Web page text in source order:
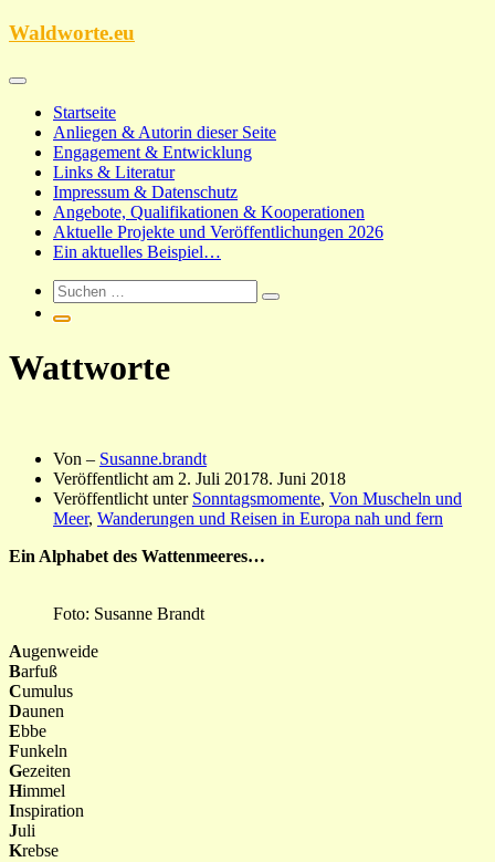
Zum
Waldworte.eu
Startseite
Anliegen & Autorin dieser Seite
Engagement & Entwicklung
Links & Literatur
Impressum & Datenschutz
Angebote, Qualifikationen & Kooperationen
Aktuelle Projekte und Veröffentlichungen 2026
Ein aktuelles Beispiel…
Wattworte
Von – Susanne.brandt
Veröffentlicht am 2. Juli 20178. Juni 2018
Veröffentlicht unter Sonntagsmomente, Von Muscheln und
Meer, Wanderungen und Reisen in Europa nah und fern
Ein Alphabet des Wattenmeeres…
Foto: Susanne Brandt
Augenweide
Barfuß
Cumulus
Daunen
Ebbe
Funkeln
Gezeiten
Himmel
Inspiration
Juli
Krebse